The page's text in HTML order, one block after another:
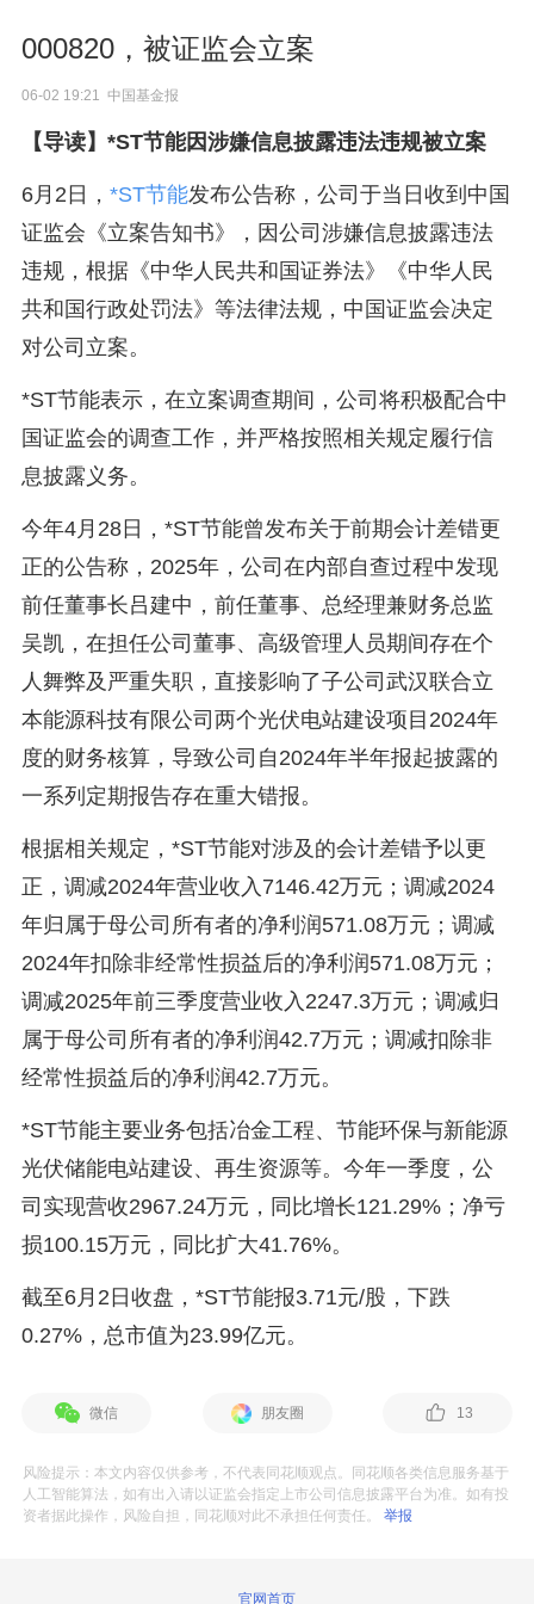
000820，被证监会立案
06-02 19:21 中国基金报
【导读】*ST节能因涉嫌信息披露违法违规被立案
6月2日， *ST节能发布公告称，公司于当日收到中国
证监会《立案告知书》，因公司涉嫌信息披露违法
违规，根据《中华人民共和国证券法》《中华人民
共和国行政处罚法》等法律法规，中国证监会决定
对公司立案。
*ST节能表示，在立案调查期间，公司将积极配合中
国证监会的调查工作，并严格按照相关规定履行信
息披露义务。
今年4月28日，*ST节能曾发布关于前期会计差错更
正的公告称，2025年，公司在内部自查过程中发现
前任董事长吕建中，前任董事、总经理兼财务总监
吴凯，在担任公司董事、高级管理人员期间存在个
人舞弊及严重失职，直接影响了子公司武汉联合立
本能源科技有限公司两个光伏电站建设项目2024年
度的财务核算，导致公司自2024年半年报起披露的
一系列定期报告存在重大错报。
根据相关规定，*ST节能对涉及的会计差错予以更
正，调减2024年营业收入7146.42万元；调减2024
年归属于母公司所有者的净利润571.08万元；调减
2024年扣除非经常性损益后的净利润571.08万元；
调减2025年前三季度营业收入2247.3万元；调减归
属于母公司所有者的净利润42.7万元；调减扣除非
经常性损益后的净利润42.7万元。
*ST节能主要业务包括冶金工程、节能环保与新能源
光伏储能电站建设、再生资源等。今年一季度，公
司实现营收2967.24万元，同比增长121.29%；净亏
损100.15万元，同比扩大41.76%。
截至6月2日收盘，*ST节能报3.71元/股，下跌
0.27%，总市值为23.99亿元。
微信 朋友圈 13
风险提示：本文内容仅供参考，不代表同花顺观点。同花顺各类信息服务基于
人工智能算法，如有出入请以证监会指定上市公司信息披露平台为准。如有投
资者据此操作，风险自担，同花顺对此不承担任何责任。举报
官网首页